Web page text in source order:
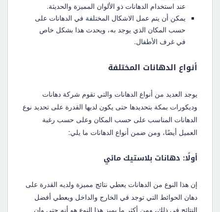
عند استخدام الدهانات ذو الألوان المميزة والحديثة.
يمكن أن يتم عمل الاشكال المختلفة في الدهانات على
حسب المكان الذي يوجد به، ويحدث هذا بشكل خاص
في غرف الأطفال.
أنواع الدهانات المختلفة
يوجد العديد من أنواع الدهانات والتي تقوم شركة دهانات
وديكورات بمكة بتحديدها حتى يكون لديها القدرة على تحديد نوع
الدهانات المناسب على حسب المكان وعلى حسب رغبة
العميل أيضًا، ومن ضمن أنواع الدهانات ما يلي:
أولًا: دهانات بلاستيك مائي
إن هذا النوع من الدهانات يعطي نتائج مميزة ولديه القدرة على
دهان الحوائط التي توجد في الخارج والداخل ويعطي أفضل
النتائج في ذلك، ومن أكثر ما يميز هذا النوع هو أنه حتى وإن